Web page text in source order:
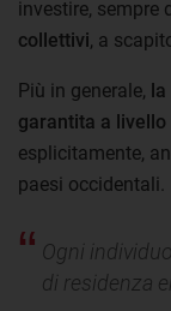
investire, sempre
collettivi, a
Più in generale, la
garantita a
esplicitamente,
paesi occidentali.
Ogni
di residenza